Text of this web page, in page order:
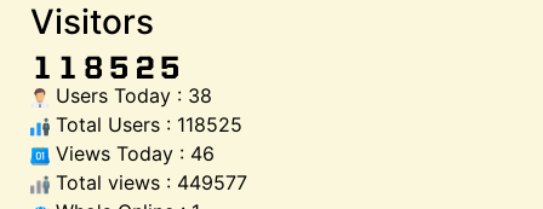
Visitors
Users Today : 38
Total Users : 118525
Views Today : 46
Total views : 449577